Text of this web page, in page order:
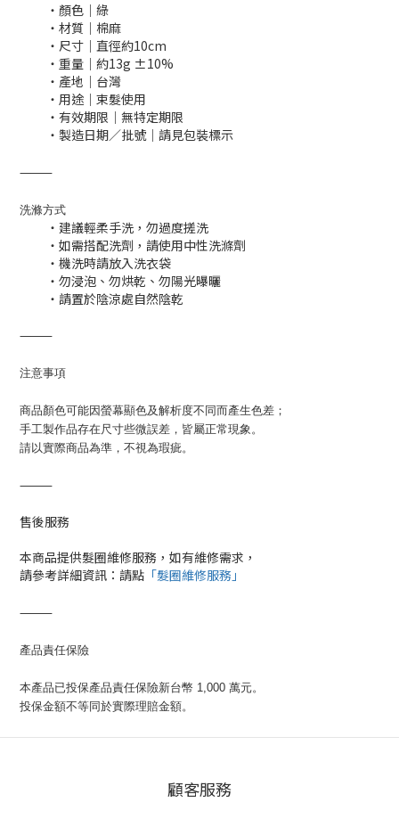
・顏色｜綠
・材質｜棉麻
・尺寸｜直徑約10cm
・重量｜約13g ±10%
・產地｜台灣
・用途｜束髮使用
・有效期限｜無特定期限
・製造日期／批號｜請見包裝標示
⸻
洗滌方式
・建議輕柔手洗，勿過度搓洗
・如需搭配洗劑，請使用中性洗滌劑
・機洗時請放入洗衣袋
・勿浸泡、勿烘乾、勿陽光曝曬
・ 請置於陰涼處自然陰乾
⸻
注意事項
商品顏色可能因螢幕顯色及解析度不同而產生色差；
手工製作品存在尺寸些微誤差，皆屬正常現象。
請以實際商品為準，不視為瑕疵。
⸻
售後服務
本商品提供髮圈維修服務，如有維修需求，
請參考詳細資訊：請點 「髮圈維修服務」
⸻
產品責任保險
本產品已投保產品責任保險新台幣 1,000 萬元。
投保金額不等同於實際理賠金額。
顧客服務